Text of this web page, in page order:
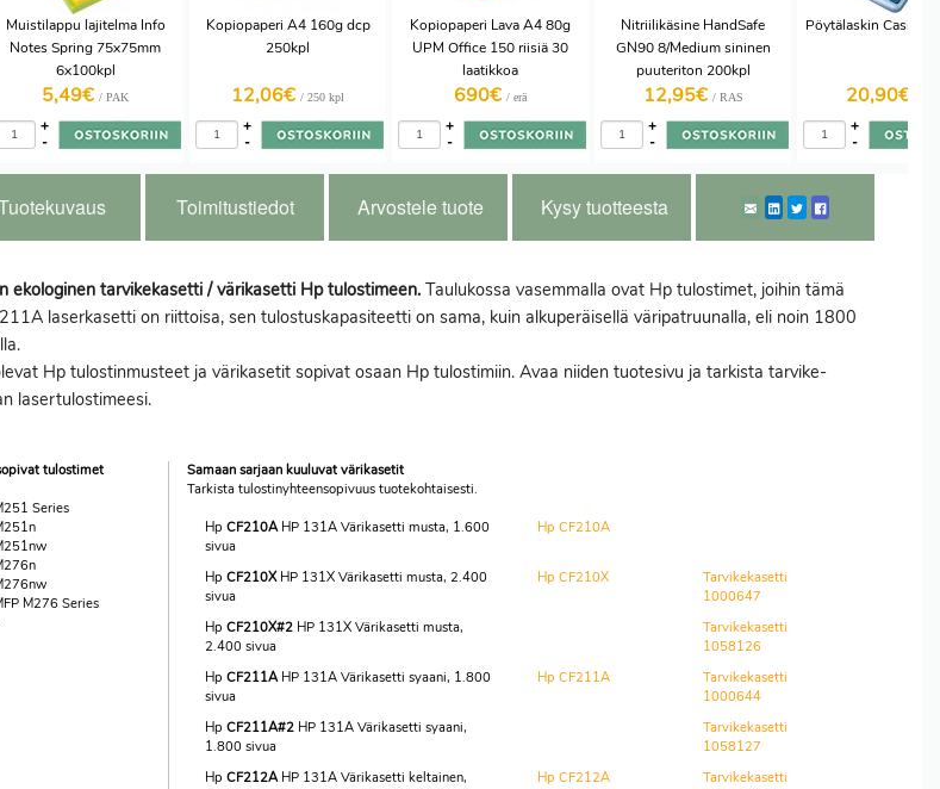
Muistilappu lajitelma Info
Notes Spring 75x75mm
6x100kpl
5,49€ / PAK
-
+
Kopiopaperi A4 160g dcp
250kpl
12,06€ / 250 kpl
-
+
Kopiopaperi Lava A4 80g
UPM Office 150 riisiä 30
laatikkoa
690€ / erä
-
+
Nitriilikäsine HandSafe
GN90 8/Medium sininen
puuteriton 200kpl
12,95€ / RAS
-
+
Pöytälaskin Casio
20,90€
-
+
Toimitustiedot Arvostele tuote Kysy tuotteesta
ekologinen tarvikekasetti / värikasetti Hp tulostimeen. Taulukossa vasemmalla ovat Hp tulostimet, joihin tämä
laserkasetti on riittoisa, sen tulostuskapasiteetti on sama, kuin alkuperäisellä väripatruunalla, eli noin 1800
Hp tulostinmusteet ja värikasetit sopivat osaan Hp tulostimiin. Avaa niiden tuotesivu ja tarkista tarvike-
lasertulostimeesi.
tulostimet
Series
M276 Series
Samaan sarjaan kuuluvat värikasetit
Tarkista tulostinyhteensopivuus tuotekohtaisesti.
Hp CF210AHP 131A Värikasetti musta, 1.600
sivua
Hp CF210A
Hp CF210XHP 131X Värikasetti musta, 2.400
sivua
Hp CF210X
Tarvikekasetti
1000647
Hp CF210X#2HP 131X Värikasetti musta,
2.400 sivua
Tarvikekasetti
1058126
Hp CF211AHP 131A Värikasetti syaani, 1.800
sivua
Hp CF211A
Tarvikekasetti
1000644
Hp CF211A#2HP 131A Värikasetti syaani,
1.800 sivua
Tarvikekasetti
1058127
Hp CF212AHP 131A Värikasetti keltainen,
Hp CF212A
Tarvikekasetti